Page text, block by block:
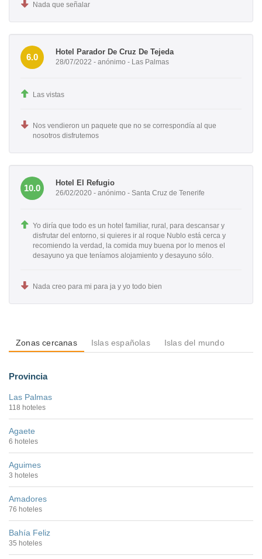
Nada que señalar
6.0
Hotel Parador De Cruz De Tejeda
28/07/2022 - anónimo - Las Palmas
Las vistas
Nos vendieron un paquete que no se correspondía al que
nosotros disfrutemos
10.0
Hotel El Refugio
26/02/2020 - anónimo - Santa Cruz de Tenerife
Yo diría que todo es un hotel familiar, rural, para descansar y
disfrutar del entorno, si quieres ir al roque Nublo está cerca y
recomiendo la verdad, la comida muy buena por lo menos el
desayuno ya que teníamos alojamiento y desayuno sólo.
Nada creo para mi para ja y yo todo bien
Zonas cercanas Islas españolas Islas del mundo
Provincia
Las Palmas
118 hoteles
Agaete
6 hoteles
Aguimes
3 hoteles
Amadores
76 hoteles
Bahía Feliz
35 hoteles